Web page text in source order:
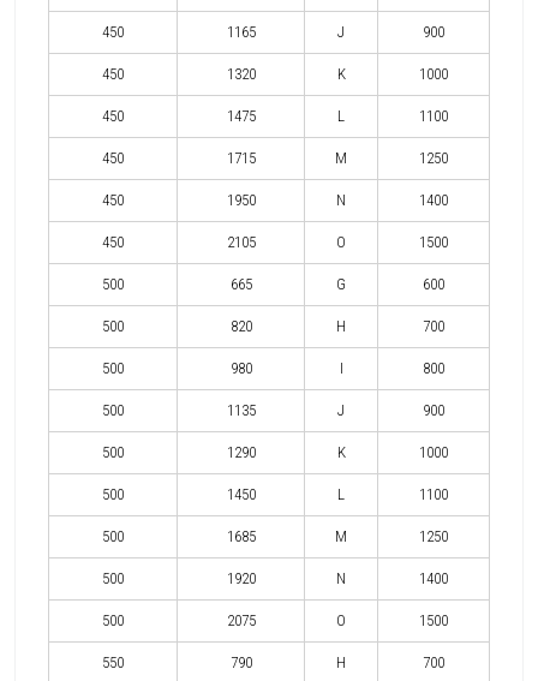
450 1165 J 900
450 1320 K 1000
450 1475 L 1100
450 1715 M 1250
450 1950 N 1400
450 2105 O 1500
500 665 G 600
500 820 H 700
500 980 I 800
500 1135 J 900
500 1290 K 1000
500 1450 L 1100
500 1685 M 1250
500 1920 N 1400
500 2075 O 1500
550 790 H 700